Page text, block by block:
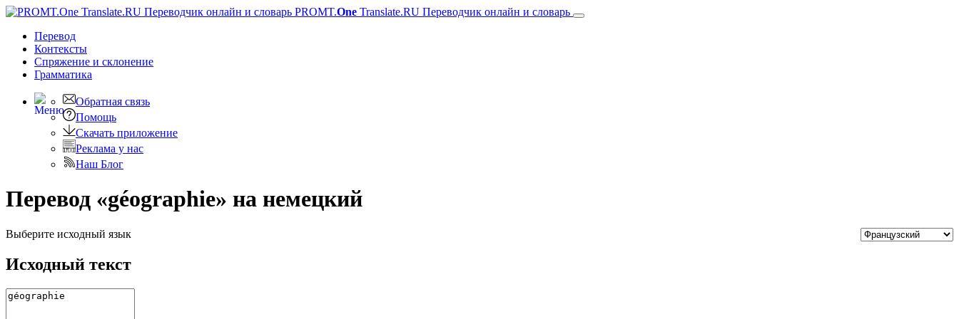
PROMT.One Translate.RU Переводчик онлайн и словарь
Перевод
Контексты
Спряжение и склонение
Грамматика
Обратная связь
Помощь
Скачать приложение
Реклама у нас
Наш Блог
Перевод «géographie» на немецкий
Выберите исходный язык
Исходный текст